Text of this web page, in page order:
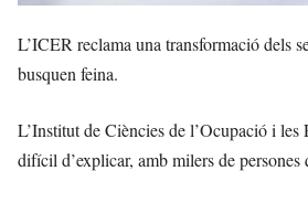
L’ICER reclama una transformació dels
busquen feina.
L’Institut de Ciències de l’Ocupació i
difícil d’explicar, amb milers de